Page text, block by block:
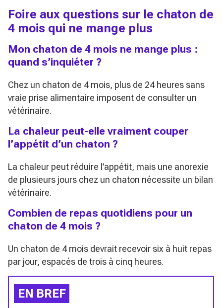
Foire aux questions sur le chaton de
4 mois qui ne mange plus
Mon chaton de 4 mois ne mange plus :
quand s’inquiéter ?
Chez un chaton de 4 mois, plus de 24 heures sans
vraie prise alimentaire imposent de consulter un
vétérinaire.
La chaleur peut-elle vraiment couper
l’appétit d’un chaton ?
La chaleur peut réduire l’appétit, mais une anorexie
de plusieurs jours chez un chaton nécessite un bilan
vétérinaire.
Combien de repas quotidiens pour un
chaton de 4 mois ?
Un chaton de 4 mois devrait recevoir six à huit repas
par jour, espacés de trois à cinq heures.
EN BREF